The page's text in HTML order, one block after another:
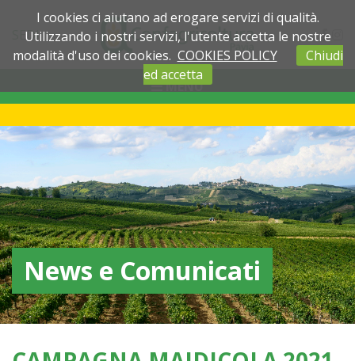
SEDI
MENU
News e Comunicati
I cookies ci aiutano ad erogare servizi di qualità.
Utilizzando i nostri servizi, l'utente accetta le nostre
modalità d'uso dei cookies. COOKIES POLICY
Chiudi
ed accetta